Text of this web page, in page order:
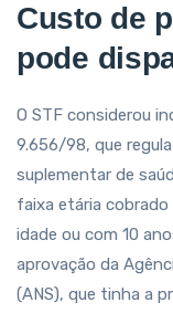
Custo de
pode
O STF considerou
9.656/98, que
suplementar de
faixa etária
idade ou com 10
aprovação da
(ANS), que tinha a